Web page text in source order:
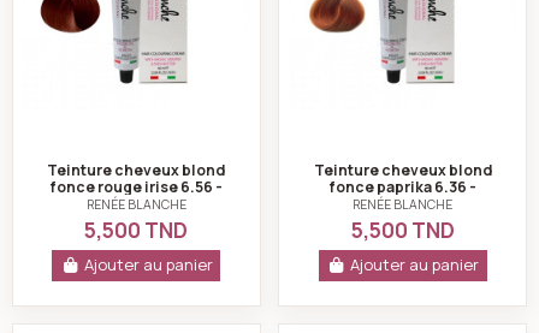
Teinture cheveux blond
fonce rouge irise 6.56 -
Renée blanche
RENÉE BLANCHE
5,500 TND
Ajouter au panier
Teinture cheveux blond
fonce paprika 6.36 -
Renée blanche
RENÉE BLANCHE
5,500 TND
Ajouter au panier